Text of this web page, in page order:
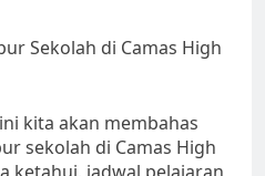
Sekolah di Camas High
kita akan membahas
sekolah di Camas High